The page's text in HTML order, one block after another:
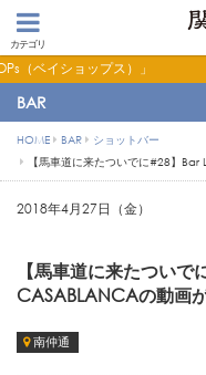
カテゴリ
）」
BAR
HOME BAR
ショットバー
【馬車道に来たついでに#28】
2018年4月27日（金）
【馬車道に来たつい
CASABLANCAの動画
南仲通